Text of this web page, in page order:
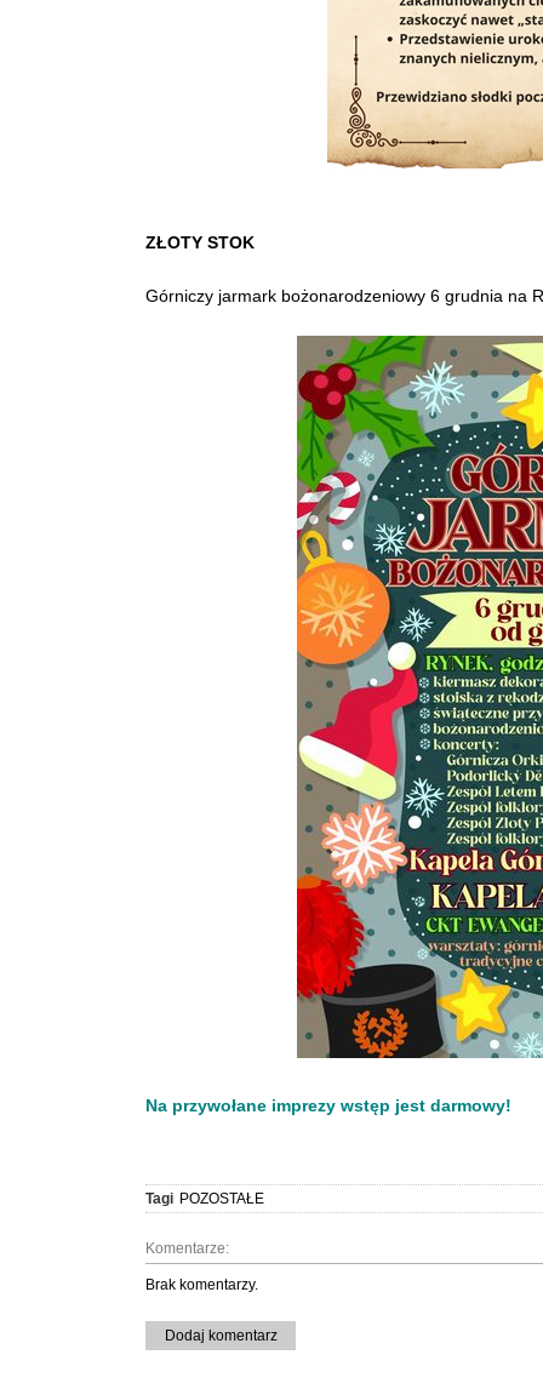
ZŁOTY STOK
Górniczy jarmark bożonarodzeniowy 6 grudnia na
Na przywołane imprezy wstęp jest darmowy!
Tagi POZOSTAŁE
Komentarze:
Brak komentarzy.
Dodaj komentarz